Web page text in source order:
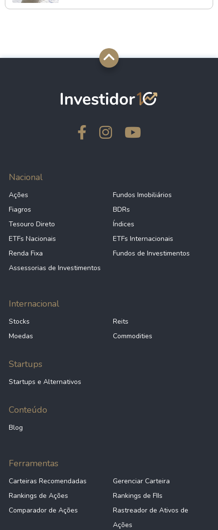
Nacional
Ações
Fundos Imobiliários
Fiagros
BDRs
Tesouro Direto
Índices
ETFs Nacionais
ETFs Internacionais
Renda Fixa
Fundos de Investimentos
Assessorias de Investimentos
Internacional
Stocks
Reits
Moedas
Commodities
Startups
Startups e Alternativos
Conteúdo
Blog
Ferramentas
Carteiras Recomendadas
Gerenciar Carteira
Rankings de Ações
Rankings de FIIs
Comparador de Ações
Rastreador de Ativos de
Ações